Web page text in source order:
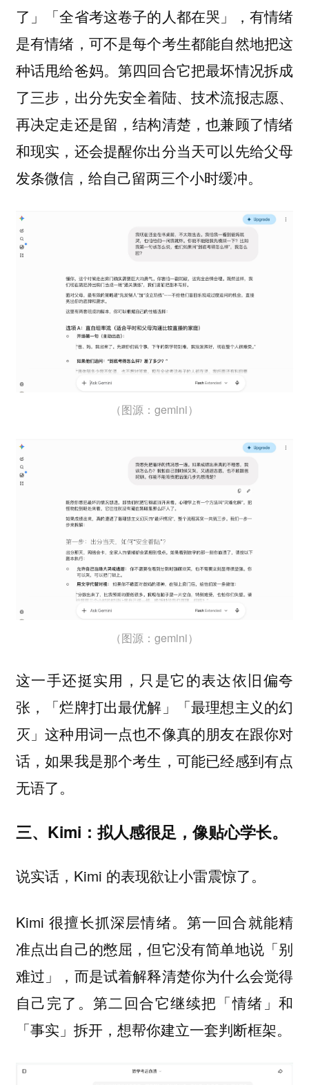
了」「全省考这卷子的人都在哭」，有情绪
是有情绪，可不是每个考生都能自然地把这
种话甩给爸妈。第四回合它把最坏情况拆成
了三步， 出分先安全着陆、技术流报志愿、
再决定走还是留，结构清楚，也兼顾了情绪
和现实，还会提醒你出分当天可以先给父母
发条微信，给自己留两三个小时缓冲。
（图源：gemini）
（图源：gemini）
这一手还挺实用，只是它的表达依旧偏夸
张，「烂牌打出最优解」「最理想主义的幻
灭」这种用词一点也不像真的朋友在跟你对
话，如果我是那个考生，可能已经感到有点
无语了。
三、Kimi：拟人感很足，像贴心学长。
说实话，Kimi 的表现欲让小雷震惊了。
Kimi 很擅长抓深层情绪。第一回合就能精
准点出自己的憋屈，但它没有简单地说「别
难过」，而是试着解释清楚你为什么会觉得
自己完了。第二回合它继续把「情绪」和
「事实」拆开，想帮你建立一套判断框架。